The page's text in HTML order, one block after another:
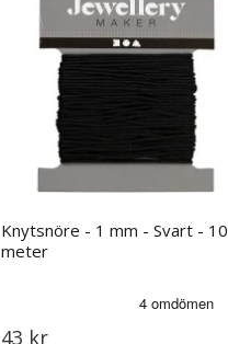
Knytsnöre - 1 mm - Svart - 10
meter
43 kr